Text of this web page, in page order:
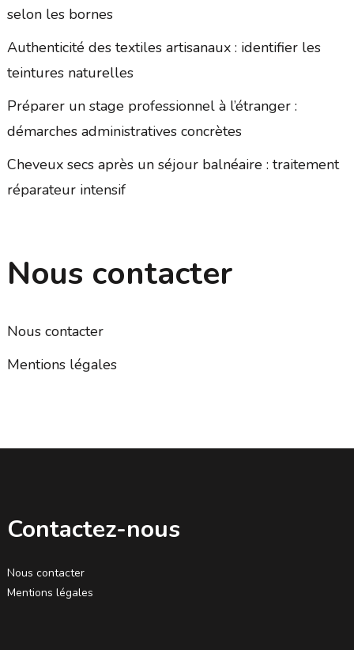
selon les bornes
Authenticité des textiles artisanaux : identifier les
teintures naturelles
Préparer un stage professionnel à l’étranger :
démarches administratives concrètes
Cheveux secs après un séjour balnéaire : traitement
réparateur intensif
Nous contacter
Nous contacter
Mentions légales
Contactez-nous
Nous contacter
Mentions légales